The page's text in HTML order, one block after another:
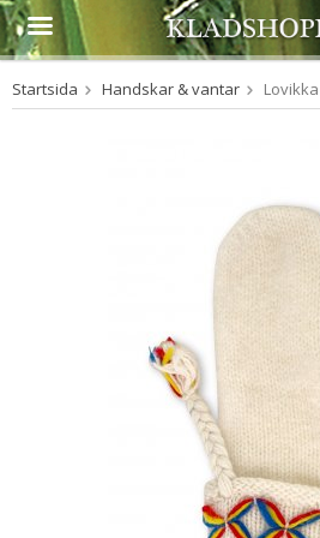
Produkten har blivit tillagd
Startsida Handskar & vantar